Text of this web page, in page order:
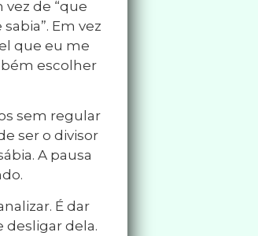
de “que
Em vez
que eu me
escolher
sem regular
ser o divisor
A pausa
É dar
desligar dela.